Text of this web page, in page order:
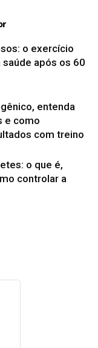
o exercício
após os 60
entenda
e como
com treino
o que é,
controlar a